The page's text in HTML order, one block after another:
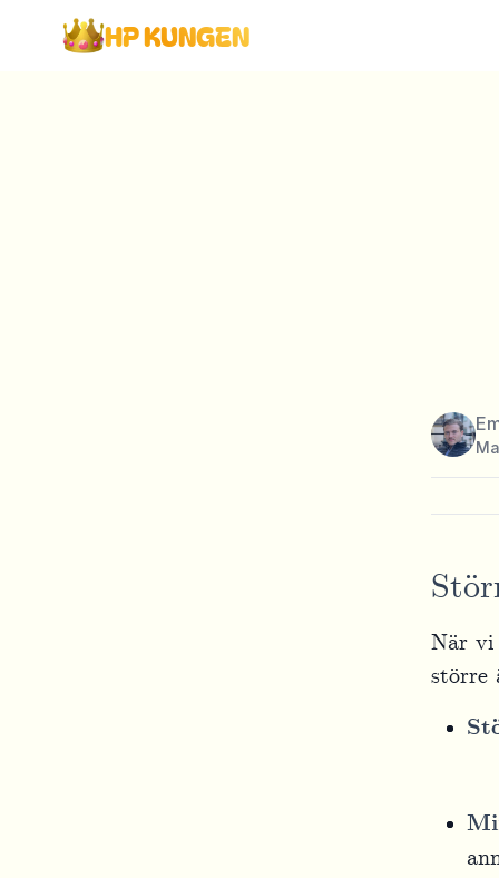
HP KUNGEN
När vi
större